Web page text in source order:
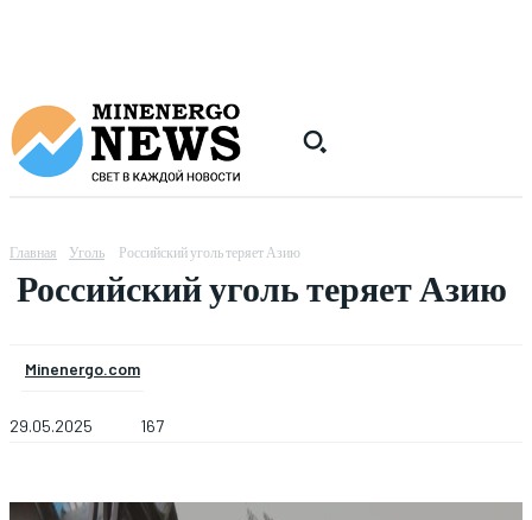
Главная Уголь Российский уголь теряет Азию
Российский уголь теряет Азию
Minenergo.com
29.05.2025 167